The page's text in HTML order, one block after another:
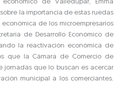
de Valledupar, Emma
la importancia de estas ruedas
de los microempresarios
de Desarrollo Económico de
la reactivación económica de
que la Cámara de Comercio de
jornadas que lo buscan es acercar
municipal a los comerciantes.